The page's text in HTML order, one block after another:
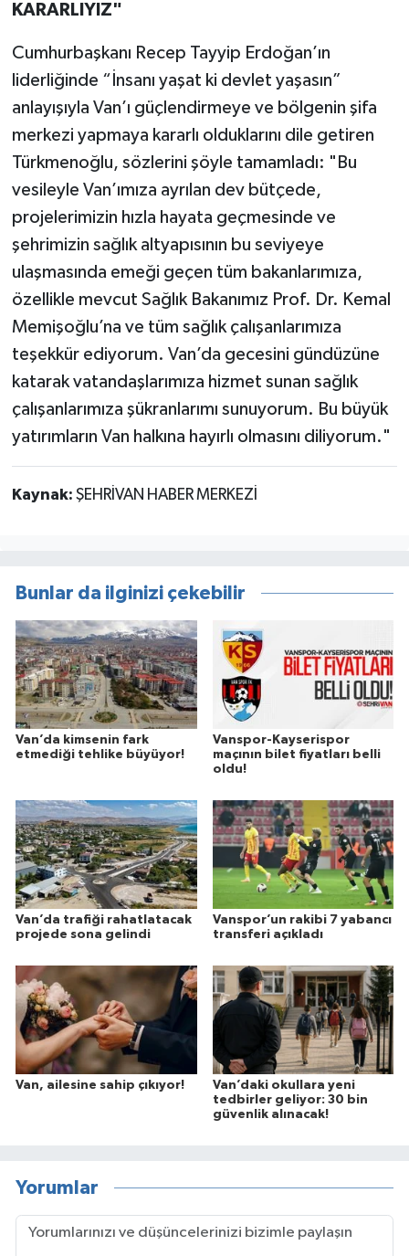
KARARLIYIZ"
Cumhurbaşkanı Recep Tayyip Erdoğan’ın
liderliğinde “İnsanı yaşat ki devlet yaşasın”
anlayışıyla Van’ı güçlendirmeye ve bölgenin şifa
merkezi yapmaya kararlı olduklarını dile getiren
Türkmenoğlu, sözlerini şöyle tamamladı: "Bu
vesileyle Van’ımıza ayrılan dev bütçede,
projelerimizin hızla hayata geçmesinde ve
şehrimizin sağlık altyapısının bu seviyeye
ulaşmasında emeği geçen tüm bakanlarımıza,
özellikle mevcut Sağlık Bakanımız Prof. Dr. Kemal
Memişoğlu’na ve tüm sağlık çalışanlarımıza
teşekkür ediyorum. Van’da gecesini gündüzüne
katarak vatandaşlarımıza hizmet sunan sağlık
çalışanlarımıza şükranlarımı sunuyorum. Bu büyük
yatırımların Van halkına hayırlı olmasını diliyorum."
Kaynak: ŞEHRİVAN HABER MERKEZİ
Bunlar da ilginizi çekebilir
Van’da kimsenin fark
etmediği tehlike büyüyor!
Vanspor-Kayserispor
maçının bilet fiyatları belli
oldu!
Van’da trafiği rahatlatacak
projede sona gelindi
Vanspor’un rakibi 7 yabancı
transferi açıkladı
Van, ailesine sahip çıkıyor!
Van’daki okullara yeni
tedbirler geliyor: 30 bin
güvenlik alınacak!
Yorumlar